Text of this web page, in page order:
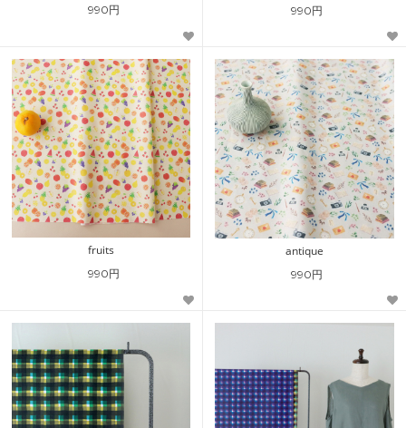
990円 990円
fruits
990円
antique
990円